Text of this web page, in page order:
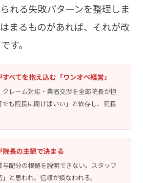
れる失敗パターンを整理しま
まるものがあれば、それが改
す。
べてを抱え込む「ワンオペ経営」
レーム対応・業者交渉を全部院長が担
でも院長に聞けばいい」と依存し、院長
長の主観で決まる
配分の根拠を説明できない。スタッフ
と思われ、信頼が損なわれる。